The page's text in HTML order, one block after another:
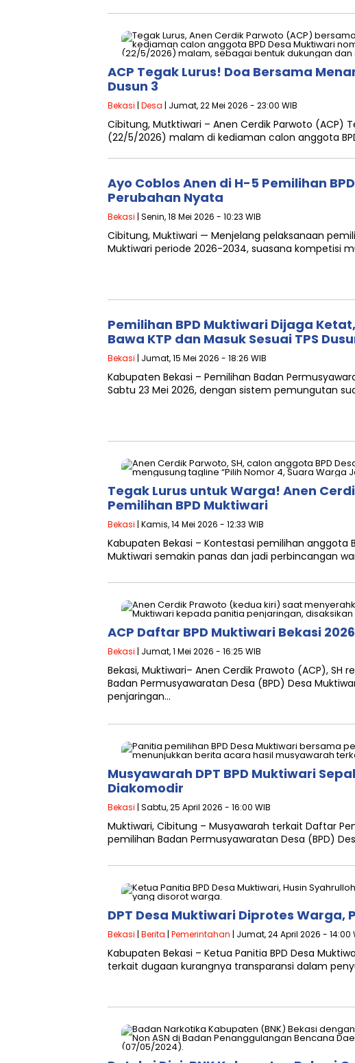
ACP Tegak Lurus! Doa Bersama
Dusun 3
Bekasi | Desa | Jumat, 22 Mei 2026 - 23:00 WIB
Cibitung, Mutktiwari – Anen Cerdik Parwoto (ACP)
(22/5/2026) malam di kediaman calon anggota
Ayo Coblos Anen di H-5 Pemilihan
Perubahan Nyata
Bekasi | Senin, 18 Mei 2026 - 10:23 WIB
Cibitung, Muktiwari — Menjelang pelaksanaan
Muktiwari periode 2026-2034, suasana kompetisi
Pemilihan BPD Muktiwari Dijaga
Bawa KTP dan Masuk Sesuai TPS
Bekasi | Jumat, 15 Mei 2026 - 18:26 WIB
Kabupaten Bekasi – Pemilihan Badan
Sabtu 23 Mei 2026, dengan sistem pemungutan
Tegak Lurus untuk Warga! Anen
Pemilihan BPD Muktiwari
Bekasi | Kamis, 14 Mei 2026 - 12:33 WIB
Kabupaten Bekasi – Kontestasi pemilihan anggota
Muktiwari semakin panas dan jadi perbincangan
ACP Daftar BPD Muktiwari Bekasi
Bekasi | Jumat, 1 Mei 2026 - 16:25 WIB
Bekasi, Muktiwari– Anen Cerdik Prawoto (ACP),
Badan Permusyawaratan Desa (BPD) Desa
penjaringan…
Musyawarah DPT BPD Muktiwari
Diakomodir
Bekasi | Sabtu, 25 April 2026 - 16:00 WIB
Muktiwari, Cibitung – Musyawarah terkait Daftar
pemilihan Badan Permusyawaratan Desa (BPD)
DPT Desa Muktiwari Diprotes Warga,
Bekasi | Berita | Pemerintahan | Jumat, 24 April 2026 - 14:00
Kabupaten Bekasi – Ketua Panitia BPD Desa
terkait dugaan kurangnya transparansi dalam